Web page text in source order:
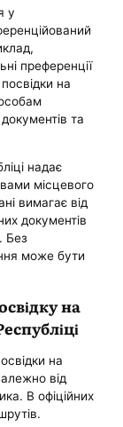
у
преференції
на
та
надає
місцевого
вимагає від
документів
Без
може бути
на
на
від
В офіційних